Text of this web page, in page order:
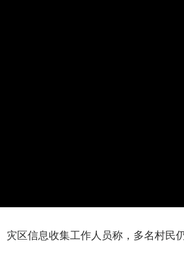
区信息收集工作人员称，多名村民